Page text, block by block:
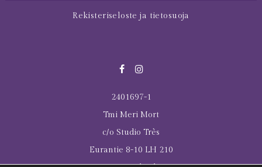
Rekisteriseloste ja tietosuoja
2401697-1
Tmi Meri Mort
c/o Studio Très
Eurantie 8-10 LH 210